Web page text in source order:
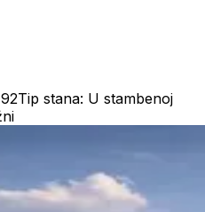
Tip stana: U stambenoj